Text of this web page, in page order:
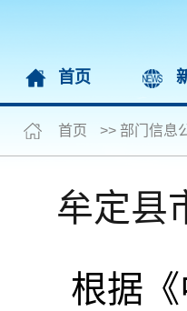
首页
首页 >> 部门信息
牟定县
根据